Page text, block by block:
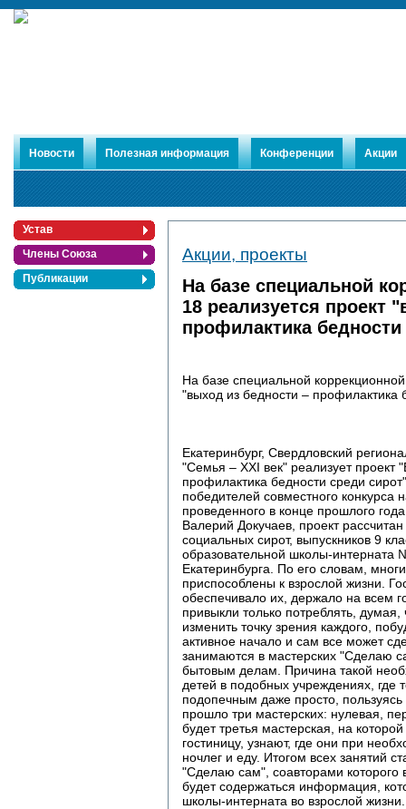
Новости Полезная информация Конференции Акции
Устав
Члены Союза
Публикации
Акции, проекты
На базе специальной
18 реализуется проект
профилактика
На базе специальной
"выход из бедности – профилактика
Екатеринбург, Свердловский
"Семья – XXI век" реализует проект
профилактика бедности среди
победителей совместного конкурса
проведенного в конце прошлого
Валерий Докучаев, проект
социальных сирот, выпускников 9
образовательной школы-интерната
Екатеринбурга. По его словам,
приспособлены к взрослой жизни.
обеспечивало их, держало на всем
привыкли только потреблять,
изменить точку зрения каждого,
активное начало и сам все может
занимаются в мастерских "Сделаю
бытовым делам. Причина такой
детей в подобных учреждениях, где
подопечным даже просто,
прошло три мастерских: нулевая,
будет третья мастерская, на
гостиницу, узнают, где они при
ночлег и еду. Итогом всех занятий
"Сделаю сам", соавторами которого
будет содержаться информация,
школы-интерната во взрослой жизни.